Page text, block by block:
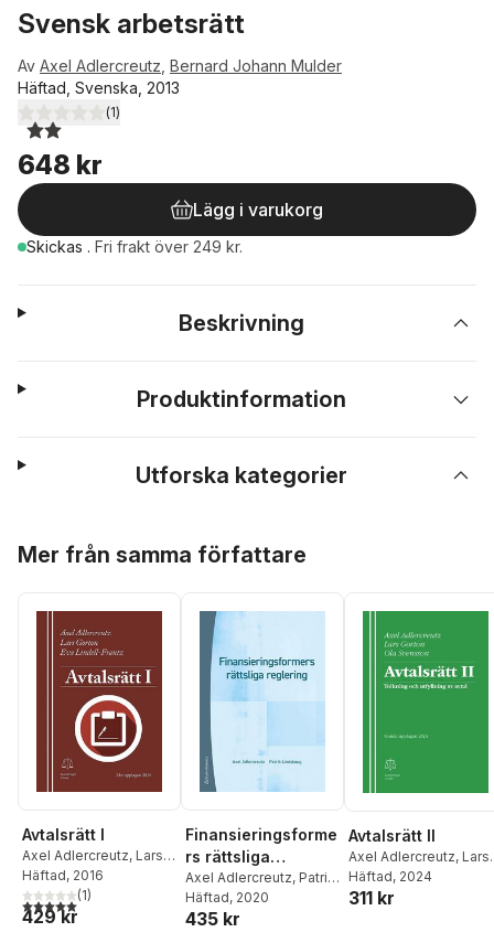
Svensk arbetsrätt
Av Axel Adlercreutz Bernard Johann Mulder
Häftad, Svenska, 2013
2,0utav 5 stjärnor. Totalt antal röster:
(1)
648 kr
Lägg i varukorg
Skickas . Fri frakt över 249 kr.
Beskrivning
Produktinformation
Utforska kategorier
Mer från samma författare
Avtalsrätt I
Axel Adlercreutz, Lars
Gorton, Eva Lindell-
Frantz
Häftad, 2016
5,0utav 5 stjärnor. Totalt antal röster:
(1)
429 kr
Finansieringsforme
rs rättsliga
reglering
Axel Adlercreutz, Patrik
Lindskoug
Häftad, 2020
435 kr
Avtalsrätt II
Axel Adlercreutz, Lars
Gorton, Ola Svensson
Häftad, 2024
311 kr